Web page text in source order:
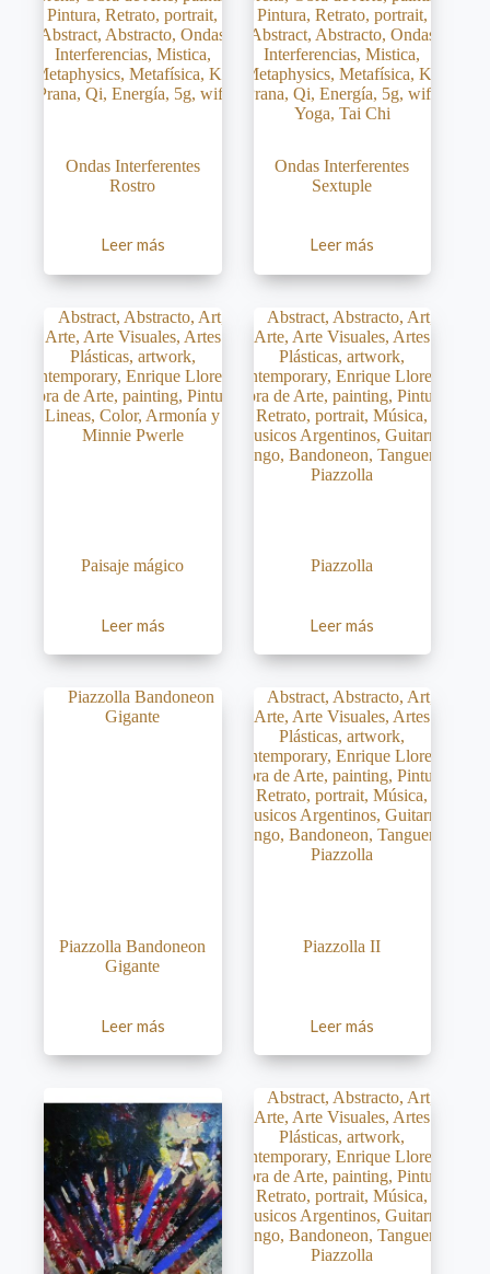
Ondas Interferentes
Rostro
Leer más
Ondas Interferentes
Sextuple
Leer más
Paisaje mágico
Leer más
Piazzolla
Leer más
Piazzolla Bandoneon
Gigante
Leer más
Piazzolla II
Leer más